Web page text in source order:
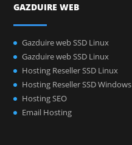
GAZDUIRE WEB
Gazduire web SSD Linux
Gazduire web SSD Linux
Hosting Reseller SSD Linux
Hosting Reseller SSD Windows
Hosting SEO
Email Hosting